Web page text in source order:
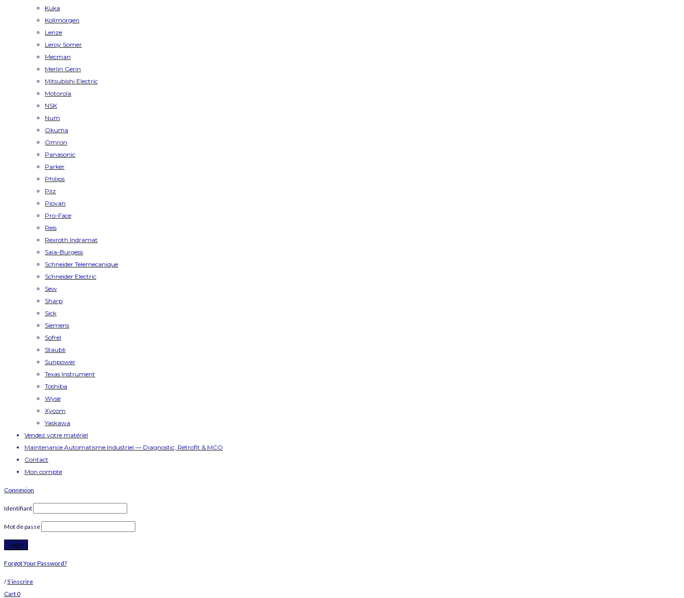
Kuka
Kollmorgen
Lenze
Leroy Somer
Mecman
Merlin Gerin
Mitsubishi Electric
Motorola
NSK
Num
Okuma
Omron
Panasonic
Parker
Philips
Pilz
Piovan
Pro-Face
Reis
Rexroth Indramat
Saia-Burgess
Schneider Telemecanique
Schneider Electric
Sew
Sharp
Sick
Siemens
Sofrel
Staubli
Sunpower
Texas Instrument
Toshiba
Wyse
Xycom
Yaskawa
Vendez votre matériel
Maintenance Automatisme Industriel — Diagnostic, Rétrofit & MCO
Contact
Mon compte
Connexion
Identifiant
Mot de passe
Forgot Your Password?
/S’inscrire
Cart0